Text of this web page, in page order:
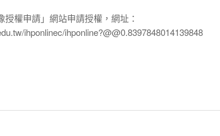
權申請」網站申請授權，網址：
ihponlinec/ihponline?@@0.8397848014139848